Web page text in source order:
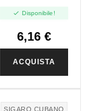
 Disponibile!
6,16 €
ACQUISTA
SIGARO CUBANO